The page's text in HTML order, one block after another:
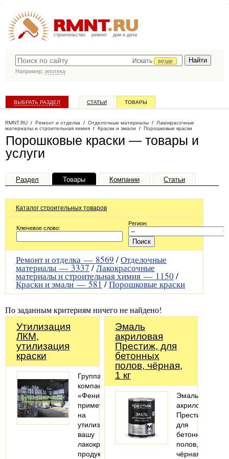
строительство ремонт дом и дача
Искать
везде
Например, ипотека
ВЫБРАТЬ РАЗДЕЛ СТАТЬИ ТОВАРЫ
RMNT.RU / Ремонт и отделка / Отделочные материалы / Лакокрасочные
материалы и строительная химия / Краски и эмали / Порошковые краски
Порошковые краски — товары и
услуги
Раздел Товары Компании Статьи
Каталог строительных товаров
Ключевое слово:
Регион:
Ремонт и отделка — 8569 /Отделочные
материалы —3337/Лакокрасочные
материалы и строительная химия —1150 /
Краски и эмали —581/Порошковые краски
По заданным критериям ничего не найдено!
Утилизация
ЛКМ,
утилизация
краски
Группа
компаний
«Феникс»
примет
на
утилизацию
вашу
лакокрасочную
продукцию.
Эмаль
акриловая
Престиж, для
бетонных
полов, чёрная,
1 кг
Эмаль
акриловая
Престиж,
для
бетонных
полов,
чёрная,